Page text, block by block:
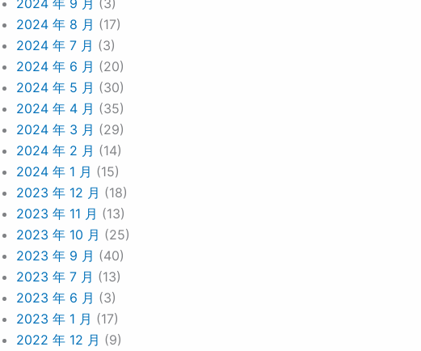
2024 年 9 月 (3)
2024 年 8 月 (17)
2024 年 7 月 (3)
2024 年 6 月 (20)
2024 年 5 月 (30)
2024 年 4 月 (35)
2024 年 3 月 (29)
2024 年 2 月 (14)
2024 年 1 月 (15)
2023 年 12 月 (18)
2023 年 11 月 (13)
2023 年 10 月 (25)
2023 年 9 月 (40)
2023 年 7 月 (13)
2023 年 6 月 (3)
2023 年 1 月 (17)
2022 年 12 月 (9)